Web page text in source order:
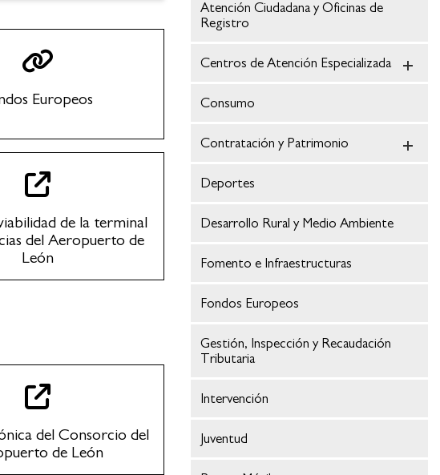
Europeos
de la terminal
del Aeropuerto de
León
del Consorcio del
de León
Atención Ciudadana y Oficinas de
Registro
Centros de Atención Especializada
Consumo
Contratación y Patrimonio
Deportes
Desarrollo Rural y Medio Ambiente
Fomento e Infraestructuras
Fondos Europeos
Gestión, Inspección y Recaudación
Tributaria
Intervención
Juventud